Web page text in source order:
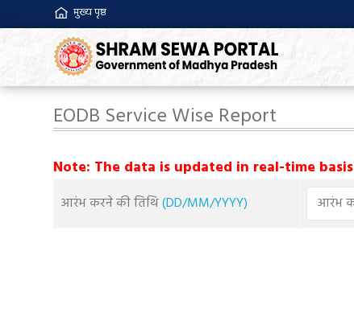
मुख्य पृष्ठ
EODB Service Wise Report
Note: The data is updated in real-time basis
आरंभ करने की तिथि(DD/MM/YYYY)